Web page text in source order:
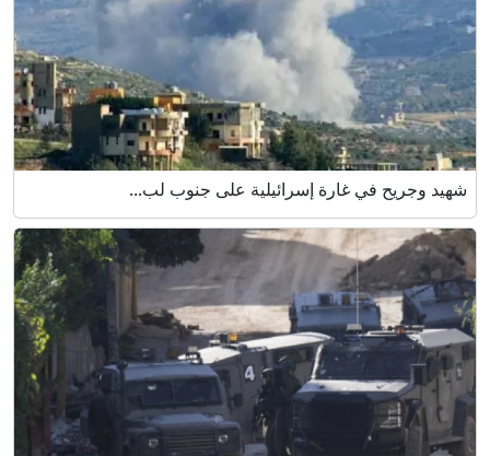
شهيد وجريح في غارة إسرائيلية على جنوب لب...